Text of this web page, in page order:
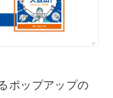
ポップアップの